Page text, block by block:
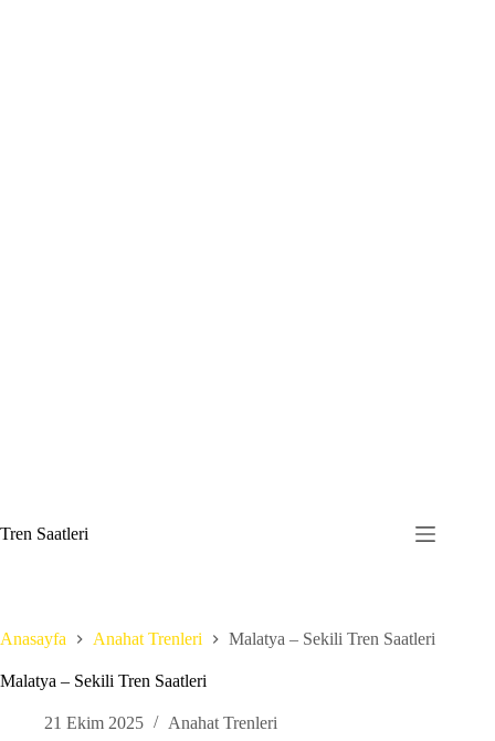
to
content
Tren Saatleri
Anasayfa Anahat Trenleri Malatya – Sekili Tren Saatleri
Malatya – Sekili Tren Saatleri
21 Ekim 2025 Anahat Trenleri